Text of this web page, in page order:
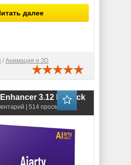
далее
/ Анимация и 3D
3.12 RePack
| 514 просмотров